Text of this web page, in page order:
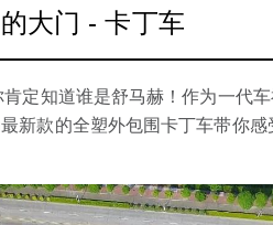
大门 - 卡丁车
定知道谁是舒马赫！作为一
新款的全塑外包围卡丁车带你感